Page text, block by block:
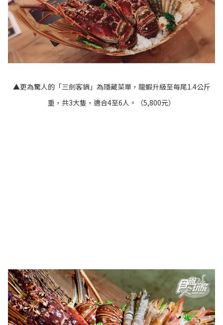
▲更為驚人的「三劍客鍋」為隱藏菜單，龍蝦升級至每尾1.4公斤
重，共3大隻，適合4至6人。（5,800元）